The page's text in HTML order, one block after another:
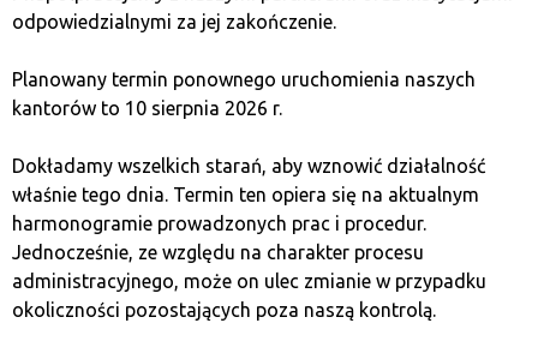
Waluta wirtualna
Wirtualna waluta to cyfrowy środek wymiany wartości,
niekontrolowany przez tradycyjne banki, używany głównie w
transakcjach internetowych.
odpowiedzialnymi za jej zakończenie.
Planowany termin ponownego uruchomienia naszych
kantorów to 10 sierpnia 2026 r.
Dokładamy wszelkich starań, aby wznowić działalność
właśnie tego dnia. Termin ten opiera się na aktualnym
harmonogramie prowadzonych prac i procedur.
Jednocześnie, ze względu na charakter procesu
administracyjnego, może on ulec zmianie w przypadku
okoliczności pozostających poza naszą kontrolą.